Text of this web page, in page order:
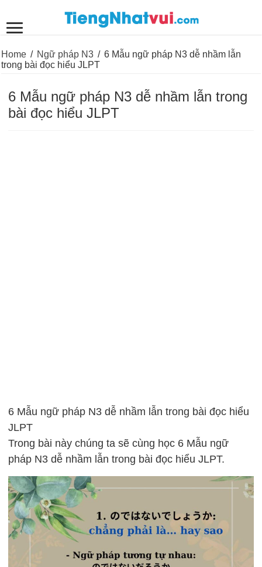
Home / Ngữ pháp N3 / 6 Mẫu ngữ pháp N3 dễ nhầm lẫn
trong bài đọc hiểu JLPT
6 Mẫu ngữ pháp N3 dễ nhầm lẫn trong
bài đọc hiểu JLPT
6 Mẫu ngữ pháp N3 dễ nhầm lẫn trong bài đọc hiểu
JLPT
Trong bài này chúng ta sẽ cùng học 6 Mẫu ngữ
pháp N3 dễ nhầm lẫn trong bài đọc hiểu JLPT.